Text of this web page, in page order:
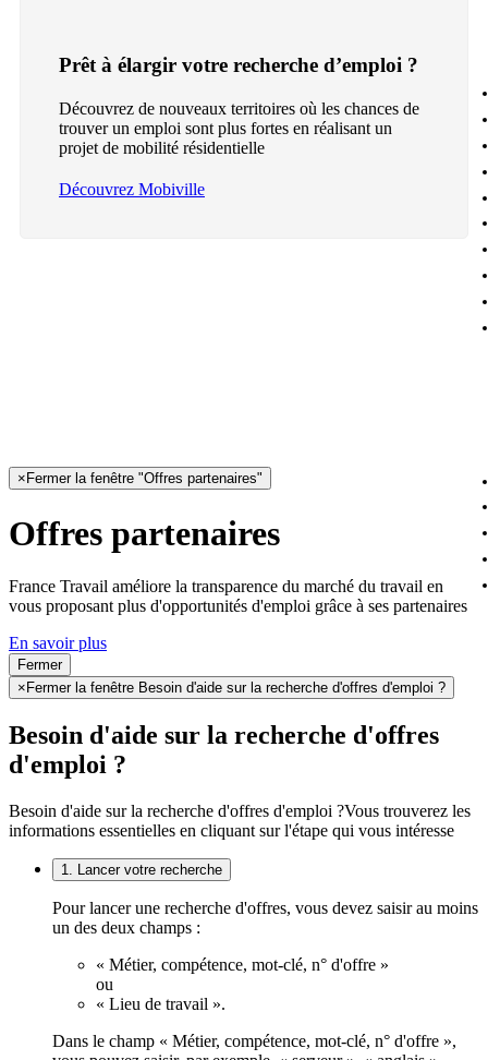
Prêt à élargir votre recherche d’emploi ?
Découvrez de nouveaux territoires où les chances de
trouver un emploi sont plus fortes en réalisant un
projet de mobilité résidentielle
Découvrez Mobiville
× Fermer la fenêtre "Offres partenaires"
Offres partenaires
France Travail améliore la transparence du marché du travail en
vous proposant plus d'opportunités d'emploi grâce à ses partenaires
En savoir plus
Fermer
× Fermer la fenêtre Besoin d'aide sur la recherche d'offres d'emploi ?
Besoin d'aide sur la recherche d'offres
d'emploi ?
Besoin d'aide sur la recherche d'offres d'emploi ?Vous trouverez les
informations essentielles en cliquant sur l'étape qui vous intéresse
1. Lancer votre recherche
Pour lancer une recherche d'offres, vous devez saisir au moins
un des deux champs :
« Métier, compétence, mot-clé, n° d'offre »
ou
« Lieu de travail ».
Dans le champ « Métier, compétence, mot-clé, n° d'offre »,